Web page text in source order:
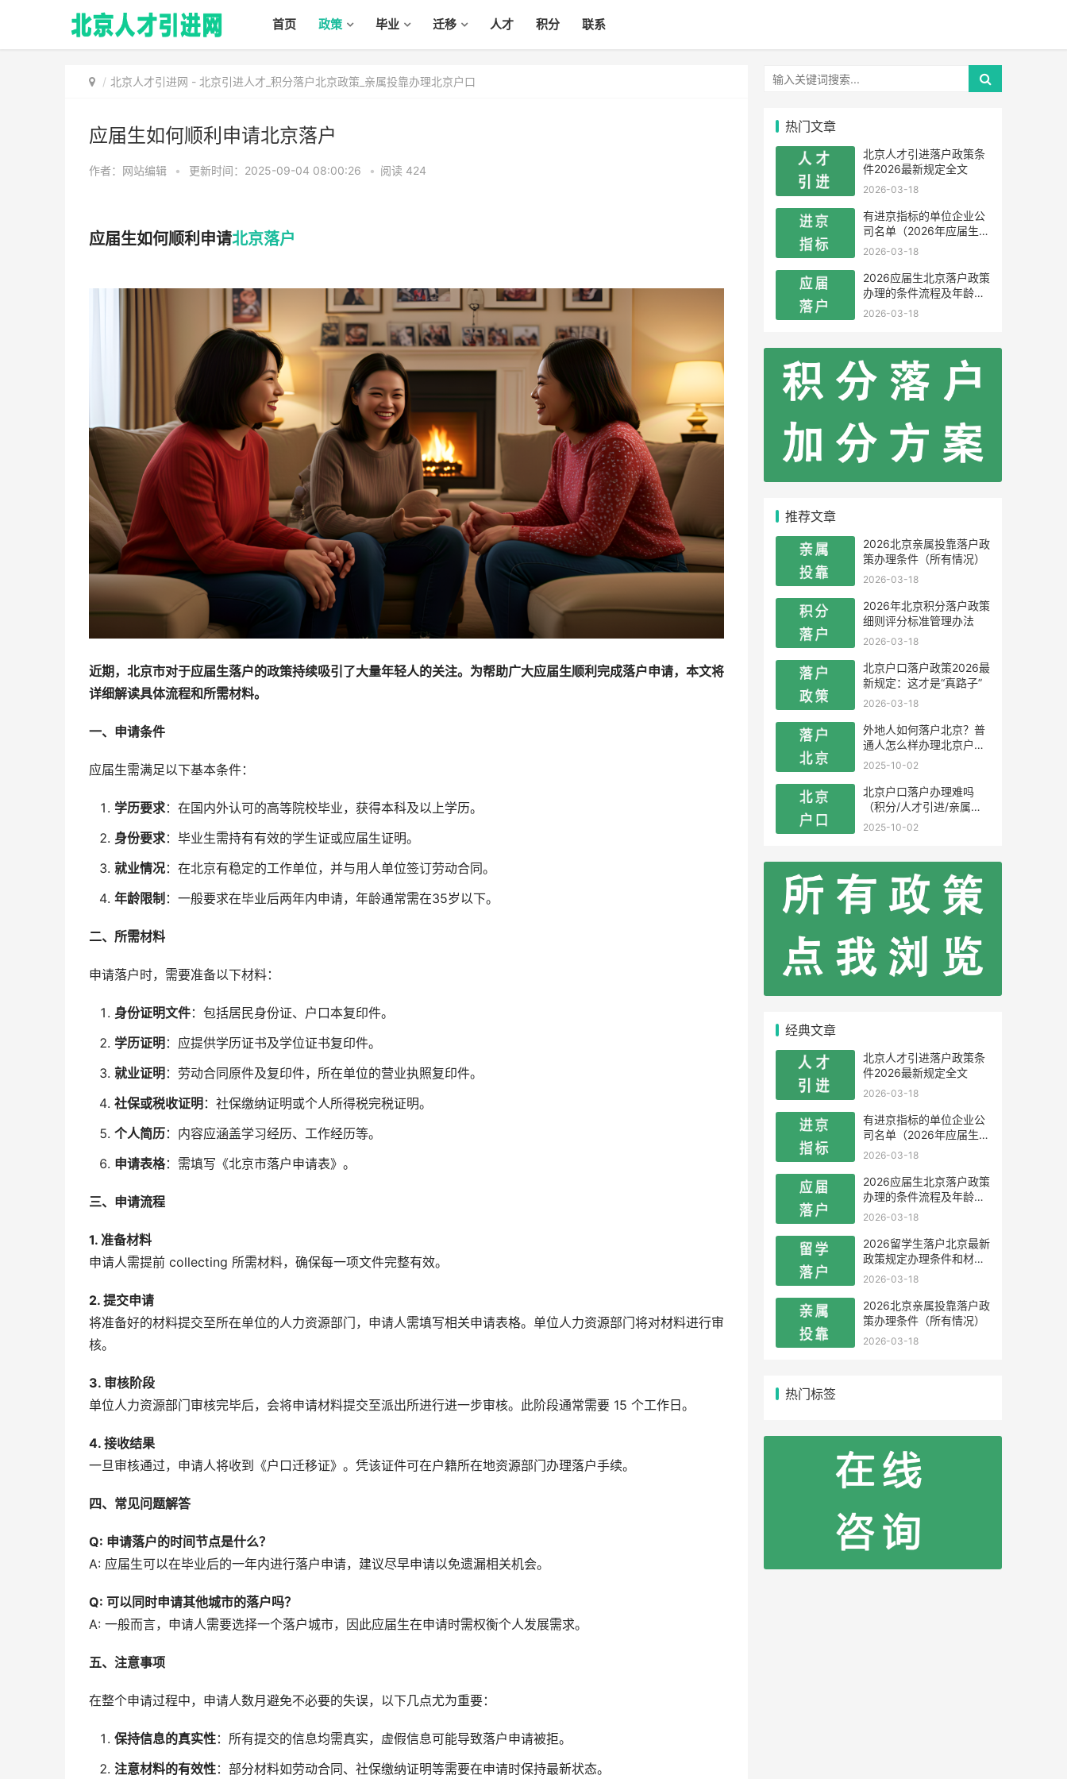
首页 政策 毕业 迁移 人才 积分 联系
北京人才引进网 - 北京引进人才_积分落户北京政策_亲属投靠办理北京户口
应届生如何顺利申请北京落户
作者：网站编辑 • 更新时间：2025-09-04 08:00:26 • 阅读 424
应届生如何顺利申请北京落户
近期，北京市对于应届生落户的政策持续吸引了大量年轻人的关注。为帮助广大应届生顺利完成落户申请，本文将
详细解读具体流程和所需材料。
一、申请条件
应届生需满足以下基本条件：
学历要求：在国内外认可的高等院校毕业，获得本科及以上学历。
身份要求：毕业生需持有有效的学生证或应届生证明。
就业情况：在北京有稳定的工作单位，并与用人单位签订劳动合同。
年龄限制 ：一般要求在毕业后两年内申请，年龄通常需在35岁以下。
二、所需材料
申请落户时，需要准备以下材料：
身份证明文件：包括居民身份证、户口本复印件。
学历证明 ：应提供学历证书及学位证书复印件。
就业证明 ：劳动合同原件及复印件，所在单位的营业执照复印件。
社保或税收证明 ：社保缴纳证明或个人所得税完税证明。
个人简历：内容应涵盖学习经历、工作经历等。
申请表格：需填写《北京市落户申请表》。
三、申请流程
1. 准备材料
申请人需提前 collecting 所需材料，确保每一项文件完整有效。
2. 提交申请
将准备好的材料提交至所在单位的人力资源部门，申请人需填写相关申请表格。单位人力资源部门将对材料进行审
核。
3. 审核阶段
单位人力资源部门审核完毕后，会将申请材料提交至派出所进行进一步审核。此阶段通常需要 15 个工作日。
4. 接收结果
一旦审核通过，申请人将收到《户口迁移证》。凭该证件可在户籍所在地资源部门办理落户手续。
四、常见问题解答
Q: 申请落户的时间节点是什么？
A: 应届生可以在毕业后的一年内进行落户申请，建议尽早申请以免遗漏相关机会。
Q: 可以同时申请其他城市的落户吗？
A: 一般而言，申请人需要选择一个落户城市，因此应届生在申请时需权衡个人发展需求。
五、注意事项
在整个申请过程中，申请人数月避免不必要的失误，以下几点尤为重要：
保持信息的真实性：所有提交的信息均需真实，虚假信息可能导致落户申请被拒。
注意材料的有效性：部分材料如劳动合同、社保缴纳证明等需要在申请时保持最新状态。
热门文章
北京人才引进落户政策条
件2026最新规定全文
2026-03-18
有进京指标的单位企业公
司名单（2026年应届生留
学生）
2026-03-18
2026应届生北京落户政策
办理的条件流程及年龄限
制
2026-03-18
推荐文章
2026北京亲属投靠落户政
策办理条件（所有情况）
2026-03-18
2026年北京积分落户政策
细则评分标准管理办法
2026-03-18
北京户口落户政策2026最
新规定：这才是“真路子”
2026-03-18
外地人如何落户北京？普
通人怎么样办理北京户
口？
2025-10-02
北京户口落户办理难吗
（积分/人才引进/亲属投
靠）
2025-10-02
经典文章
北京人才引进落户政策条
件2026最新规定全文
2026-03-18
有进京指标的单位企业公
司名单（2026年应届生留
学生）
2026-03-18
2026应届生北京落户政策
办理的条件流程及年龄限
制
2026-03-18
2026留学生落户北京最新
政策规定办理条件和材料
及流程
2026-03-18
2026北京亲属投靠落户政
策办理条件（所有情况）
2026-03-18
热门标签